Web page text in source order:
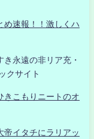
め速報！！激しくハ
永遠の非リア充・
クサイト
こもりニートのオ
帝イタチにラリアッ